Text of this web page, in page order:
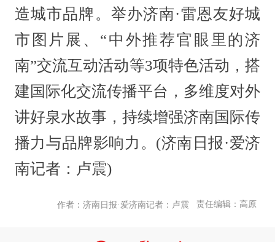
造城市品牌。举办济南·雷恩友好城
市图片展、“中外推荐官眼里的济
南”交流互动活动等3项特色活动，搭
建国际化交流传播平台，多维度对外
讲好泉水故事，持续增强济南国际传
播力与品牌影响力。(济南日报·爱济
南记者：卢震)
作者：济南日报·爱济南记者：卢震 责任编辑：高原